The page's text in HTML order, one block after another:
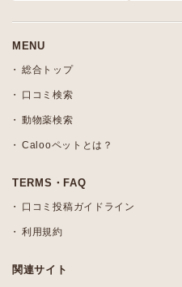
MENU
総合トップ
口コミ検索
動物薬検索
Calooペットとは？
TERMS・FAQ
口コミ投稿ガイドライン
利用規約
関連サイト